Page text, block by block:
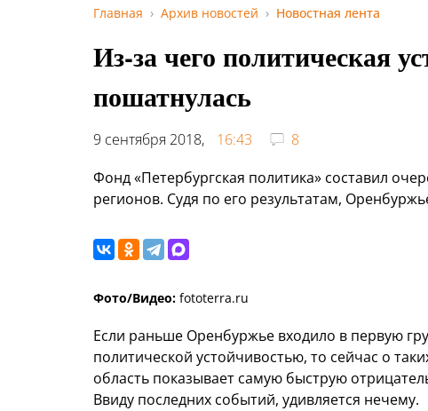
Главная Архив новостей Новостная лента
Из-за чего политическая
пошатнулась
9 сентября 2018, 16:43
8
Фонд «Петербургская политика» составил
регионов. Судя по его результатам,
Фото/Видео: fototerra.ru
Если раньше Оренбуржье входило в первую
политической устойчивостью, то сейчас о
область показывает самую быструю
Ввиду последних событий, удивляется нечему.